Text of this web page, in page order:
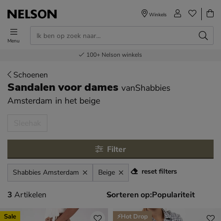
Menu
Winkels
Voor 23.00u besteld,volgende dag in huis
Gratisverzending en retour
Bestel nu,betaal later
100+ Nelson winkels
Schoenen
Sandalen voor dames vanShabbies
Amsterdam in het beige
Filter
Shabbies Amsterdam Beige reset filters
3 artikelen
3 Artikelen Sorteren op:
Sale ⚡Hot Drop